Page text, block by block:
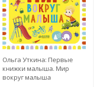
Ольга Уткина: Первые
книжки малыша. Мир
вокруг малыша